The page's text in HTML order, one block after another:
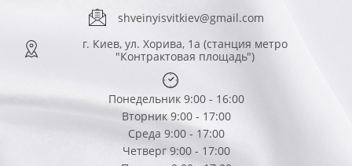
shveinyisvitkiev@gmail.com
г. Киев, ул. Хорива, 1а (станция метро
"Контрактовая площадь")
Понедельник 9:00 - 16:00
Вторник 9:00 - 17:00
Среда 9:00 - 17:00
Четверг 9:00 - 17:00